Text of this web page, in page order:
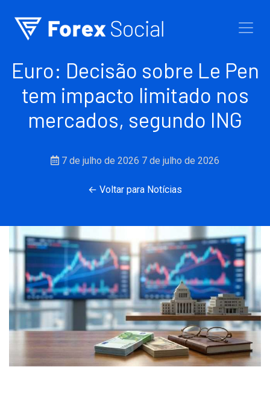
Euro: Decisão sobre Le Pen
tem impacto limitado nos
mercados, segundo ING
7 de julho de 2026 7 de julho de 2026
← Voltar para Notícias